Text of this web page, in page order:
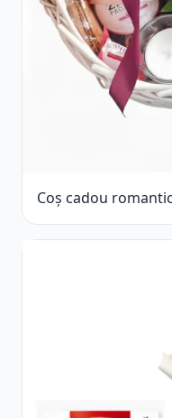
Coș cadou romantic